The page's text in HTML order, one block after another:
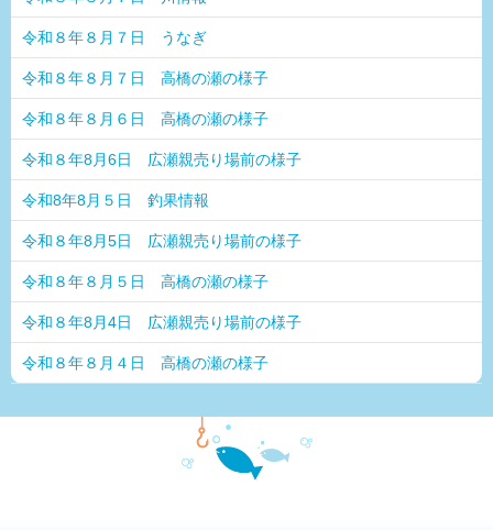
令和８年８月７日 うなぎ
令和８年８月７日 高橋の瀬の様子
令和８年８月６日 高橋の瀬の様子
令和８年8月6日 広瀬親売り場前の様子
令和8年8月５日 釣果情報
令和８年8月5日 広瀬親売り場前の様子
令和８年８月５日 高橋の瀬の様子
令和８年8月4日 広瀬親売り場前の様子
令和８年８月４日 高橋の瀬の様子